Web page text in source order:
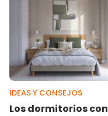
IDEAS Y CONSEJOS
Los dormitorios con